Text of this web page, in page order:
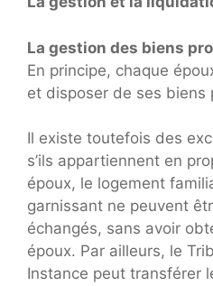
La gestion des biens
En principe, chaque
et disposer de ses biens
Il existe toutefois des
s’ils appartiennent en
époux, le logement
garnissant ne peuvent
échangés, sans avoir
époux. Par ailleurs, le
Instance peut transférer